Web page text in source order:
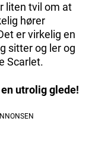
liten tvil om at
hører
er virkelig en
sitter og ler og
Scarlet.
utrolig glede!